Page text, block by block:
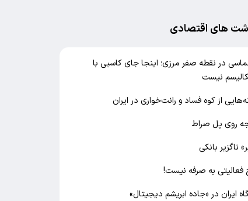
های اقتصادی
در نقطه صفر مرزی؛ اینجا جای کاسبی با
نیست
از کوه فساد و رانت‌خواری در ایران
روی پل صراط
ناگزیر بانکی
فعالیتی به صرفه نیست!
ایران در «جاده ابریشم دیجیتال»